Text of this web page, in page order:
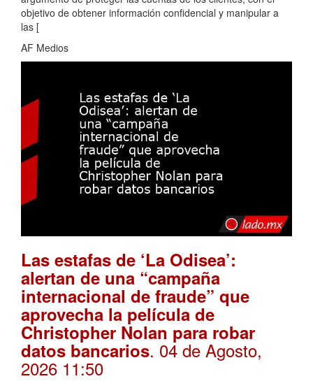
objetivo de obtener información confidencial y manipular a
las [
AF Medios
Las estafas de ‘La Odisea’:
alertan de una “campaña
internacional de fraude” que
aprovecha la película de
Christopher Nolan para robar
datos bancarios. 04 de Agosto,
2026 11:50